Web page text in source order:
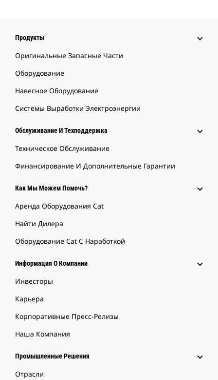
Продукты
Оригинальные Запасные Части
Оборудование
Навесное Оборудование
Системы Выработки Электроэнергии
Обслуживание И Техподдержка
Техническое Обслуживание
Финансирование И Дополнительные Гарантии
Как Мы Можем Помочь?
Аренда Оборудования Cat
Найти Дилера
Оборудование Cat С Наработкой
Информация О Компании
Инвесторы
Карьера
Корпоративные Пресс-Релизы
Наша Компания
Промышленные Решения
Отрасли